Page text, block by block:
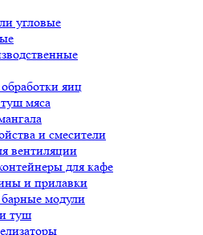
угловые
яиц
мяса
и смесители
вентиляции
для кафе
и прилавки
модули
туш